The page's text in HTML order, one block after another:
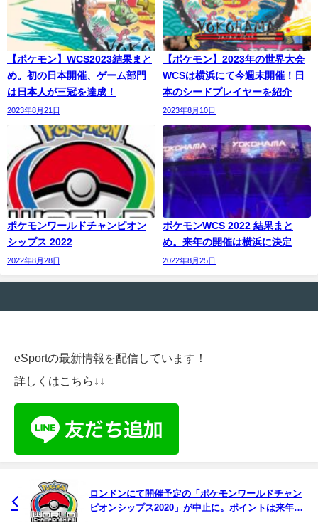
【ポケモン】WCS2023結果まと
め。初の日本開催、ゲーム部門
は日本人が三冠を達成！
2023年8月21日
【ポケモン】2023年の世界大会
WCSは横浜にて今週末開催！日
本のシードプレイヤーを紹介
2023年8月10日
ポケモンワールドチャンピオン
シップス 2022
2022年8月28日
ポケモンWCS 2022 結果まと
め。来年の開催は横浜に決定
2022年8月25日
eSportの最新情報を配信しています！
詳しくはこちら↓↓
ロンドンにて開催予定の「ポケモンワールドチャン
ピオンシップス2020」が中止に。ポイントは来年に